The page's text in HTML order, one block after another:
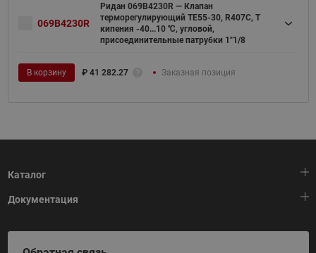
069B4230R
Ридан 069B4230R — Клапан
терморегулирующий TE55-30, R407C, T
кипения -40...10 ℃, угловой,
присоединительные патрубки 1"1/8
В корзину ₽ 41 282.27 Заказная позиция
Каталог
Тепловая автоматика
Холодильная техника
Документация
HeatPlatform (Тепловая платформа)